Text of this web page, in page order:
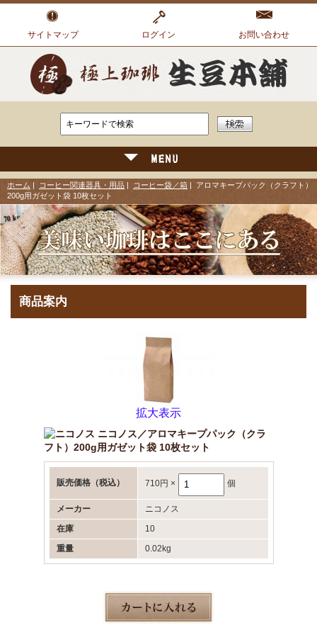
サイトマップ ログイン お問い合わせ
ホーム コーヒー関連器具・用品 コーヒー袋／箱 | アロマキープパック（クラフト）
200g用ガゼット袋 10枚セット
商品案内
拡大表示
ニコノス／アロマキープパック（クラ
フト）200g用ガゼット袋 10枚セット
販売価格（税込） 710円 × 個
メーカー
ニコノス
在庫
10
重量
0.02kg